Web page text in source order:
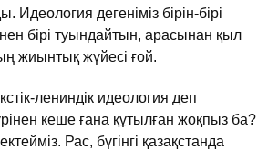
Идеология дегенiмiз бiрiн-бiрi
бiрi туындайтын, арасынан қыл
жиынтық жүйесi ғой.
лениндiк идеология деп
кеше ғана құтылған жоқпыз ба?
Рас, бүгiнгi қазақстанда